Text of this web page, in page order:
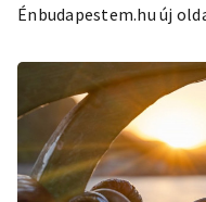
Énbudapestem.hu új